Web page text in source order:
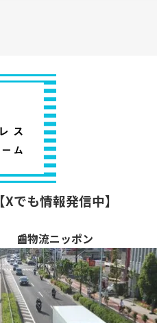
【Xでも情報発信中】
📰物流ニッポン